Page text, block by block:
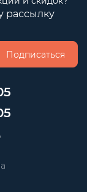
рассылку
Подписаться